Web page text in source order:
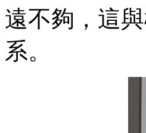
遠不夠，這
系。